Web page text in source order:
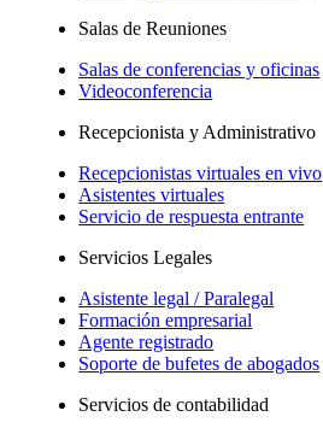
Salas de Reuniones
Salas de conferencias y oficinas
Videoconferencia
Recepcionista y Administrativo
Recepcionistas virtuales en vivo
Asistentes virtuales
Servicio de respuesta entrante
Servicios Legales
Asistente legal / Paralegal
Formación empresarial
Agente registrado
Soporte de bufetes de abogados
Servicios de contabilidad